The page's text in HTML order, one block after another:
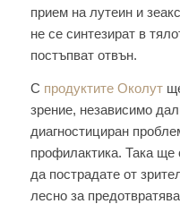
прием на лутеин и
не се синтезират в
постъпват отвън.
С продуктите Околутще
зрение, независимо
диагностициран
профилактика. Така ще
да пострадате от
лесно за